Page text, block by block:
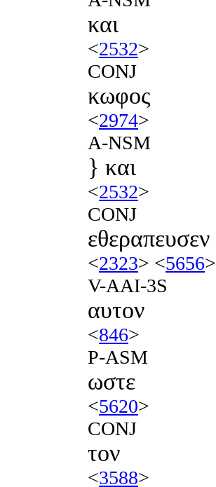
και
<2532>
CONJ
κωφος
<2974>
A-NSM
} και
<2532>
CONJ
εθεραπευσεν
<2323> <5656>
V-AAI-3S
αυτον
<846>
P-ASM
ωστε
<5620>
CONJ
τον
<3588>